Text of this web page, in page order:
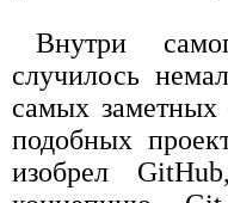
Внутри
случилось
самых
подобных
изобрел